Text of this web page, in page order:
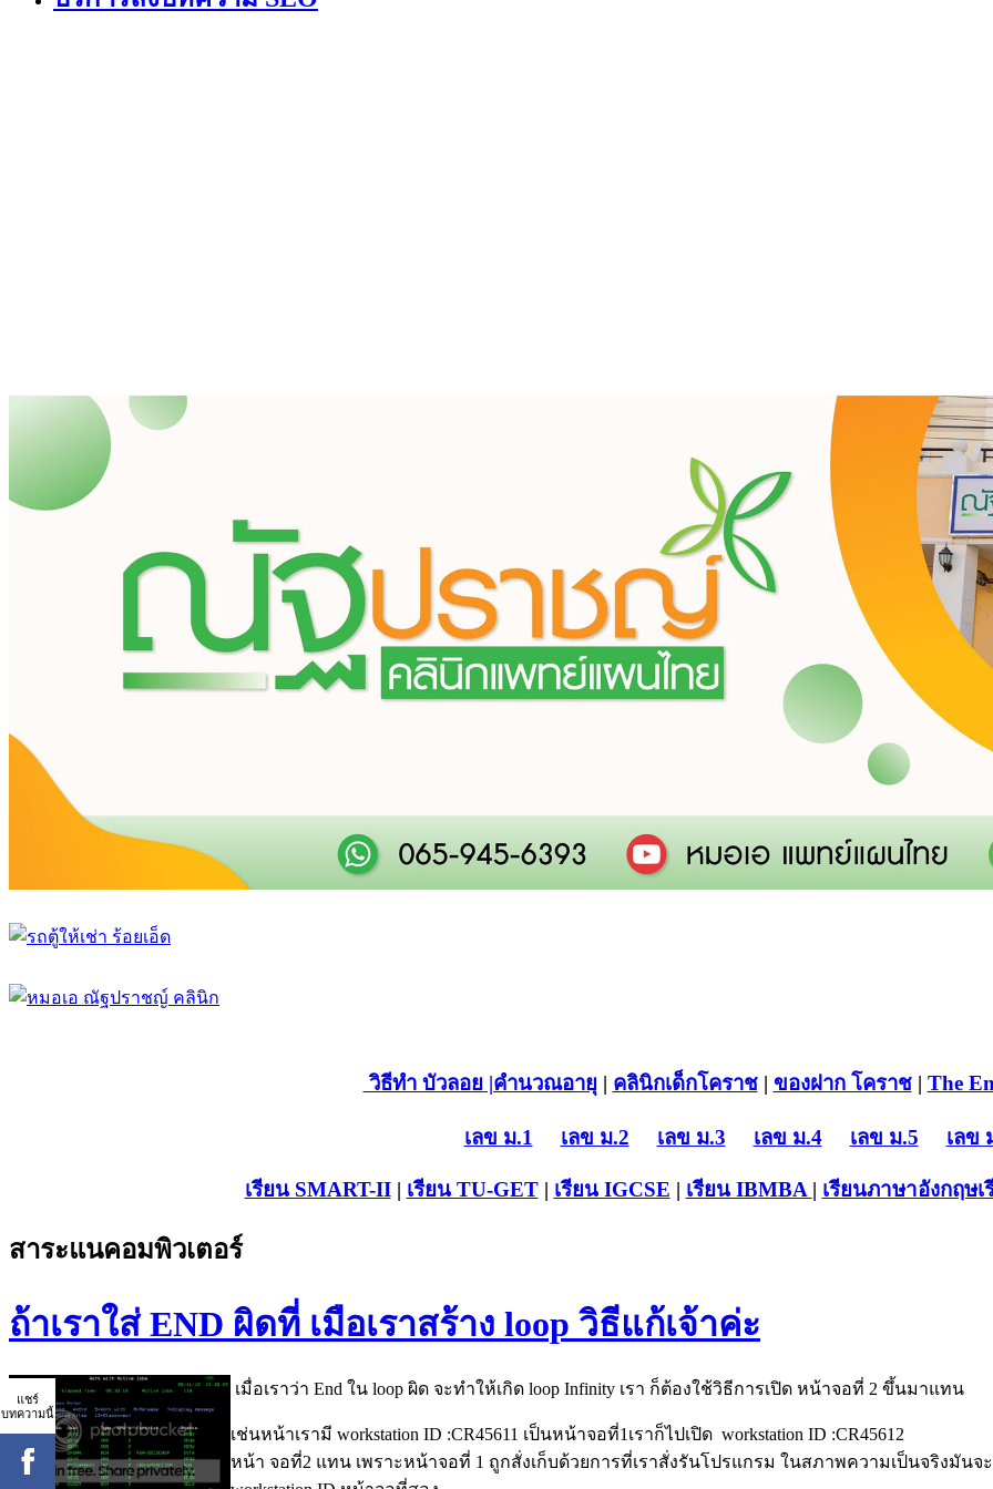
วิธีทำ บัวลอย |คำนวณอายุ | คลินิกเด็กโคราช| ของฝาก โคราช| The
เลข ม.1 เลข ม.2 เลข ม.3 เลข ม.4 เลข ม.5 เลข
เรียน SMART-II| เรียน TU-GET| เรียน IGCSE | เรียน IBMBA | เรียนภาษาอังกฤษเ
สาระแนคอมพิวเตอร์
ถ้าเราใส่ END ผิดที่ เมือเราสร้าง loop วิธีแก้เจ้าค่ะ
เมื่อเราว่า End ใน loop ผิด จะทำให้เกิด loop Infinity เรา ก็ต้องใช้วิธีการเปิด หน้าจอที่ 2 ขึ้นมาแทน
เช่นหน้าเรามี workstation ID :CR45611 เป็นหน้าจอที่1เราก็ไปเปิด workstation ID :CR45612
หน้า จอที่2 แทน เพราะหน้าจอที่ 1 ถูกสั่งเก็บด้วยการที่เราสั่งรันโปรแกรม ในสภาพความเป็นจริงมันจ
แชร์
บทความนี้